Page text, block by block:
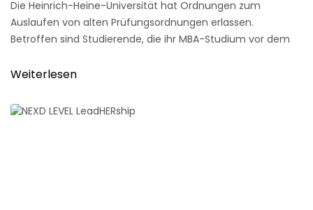
Die Heinrich-Heine-Universität hat Ordnungen zum
Auslaufen von alten Prüfungsordnungen erlassen.
Betroffen sind Studierende, die ihr MBA-Studium vor dem
Weiterlesen